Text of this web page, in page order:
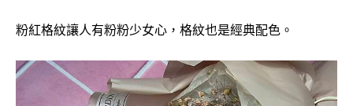
粉紅格紋讓人有粉粉少女心，格紋也是經典配色。